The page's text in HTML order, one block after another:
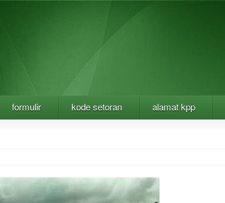
formulir kode setoran alamat kpp